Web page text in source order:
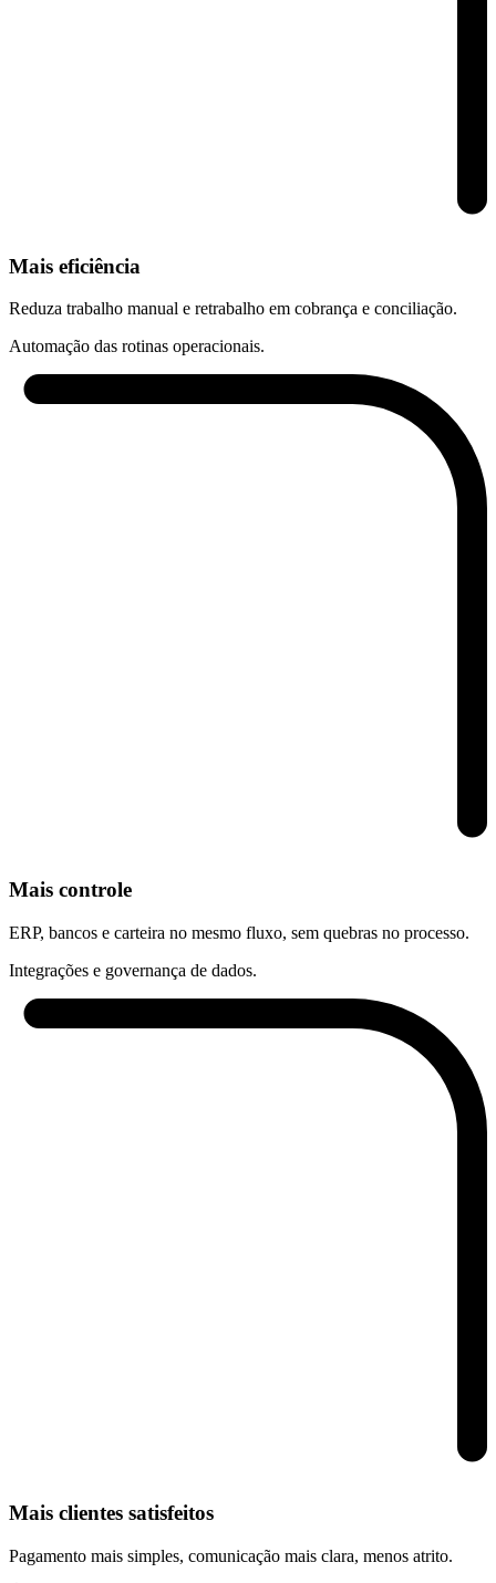
Mais eficiência
Reduza trabalho manual e retrabalho em cobrança e conciliação.
Automação das rotinas operacionais.
Mais controle
ERP, bancos e carteira no mesmo fluxo, sem quebras no processo.
Integrações e governança de dados.
Mais clientes satisfeitos
Pagamento mais simples, comunicação mais clara, menos atrito.